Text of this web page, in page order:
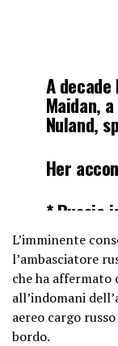
A
Maidan,
Nuland,
Her
* Russia
the
and
approval
unified
*…
L’imminente
l’ambasciatore
che ha affermato
all’indomani
aereo cargo
bordo.